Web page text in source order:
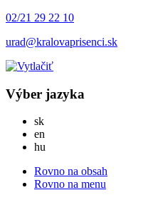
02/21 29 22 10
urad@kralovaprisenci.sk
Výber jazyka
skSlovensky
en
hu
Rovno na obsah
Rovno na menu